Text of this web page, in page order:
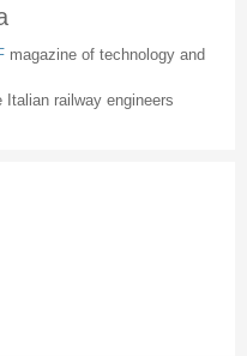
magazine of technology and
Italian railway engineers